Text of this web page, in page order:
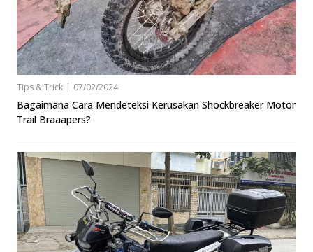
Tips & Trick | 07/02/2024
Bagaimana Cara Mendeteksi Kerusakan Shockbreaker Motor
Trail Braaapers?